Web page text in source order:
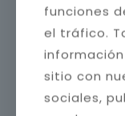
funciones
el tráfico.
sitio con
sociales,